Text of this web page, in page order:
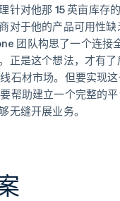
针对他那 15 英亩库存
对于他的产品可用性
团队构思了一个连接
正是这个想法，才有
石材市场。但要实现这
帮助建立一个完整的
无缝开展业务。